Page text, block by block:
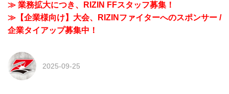
≫ 業務拡大につき、RIZIN FFスタッフ募集！
≫【企業様向け】大会、RIZINファイターへのスポンサー /
企業タイアップ募集中！
2025-09-25